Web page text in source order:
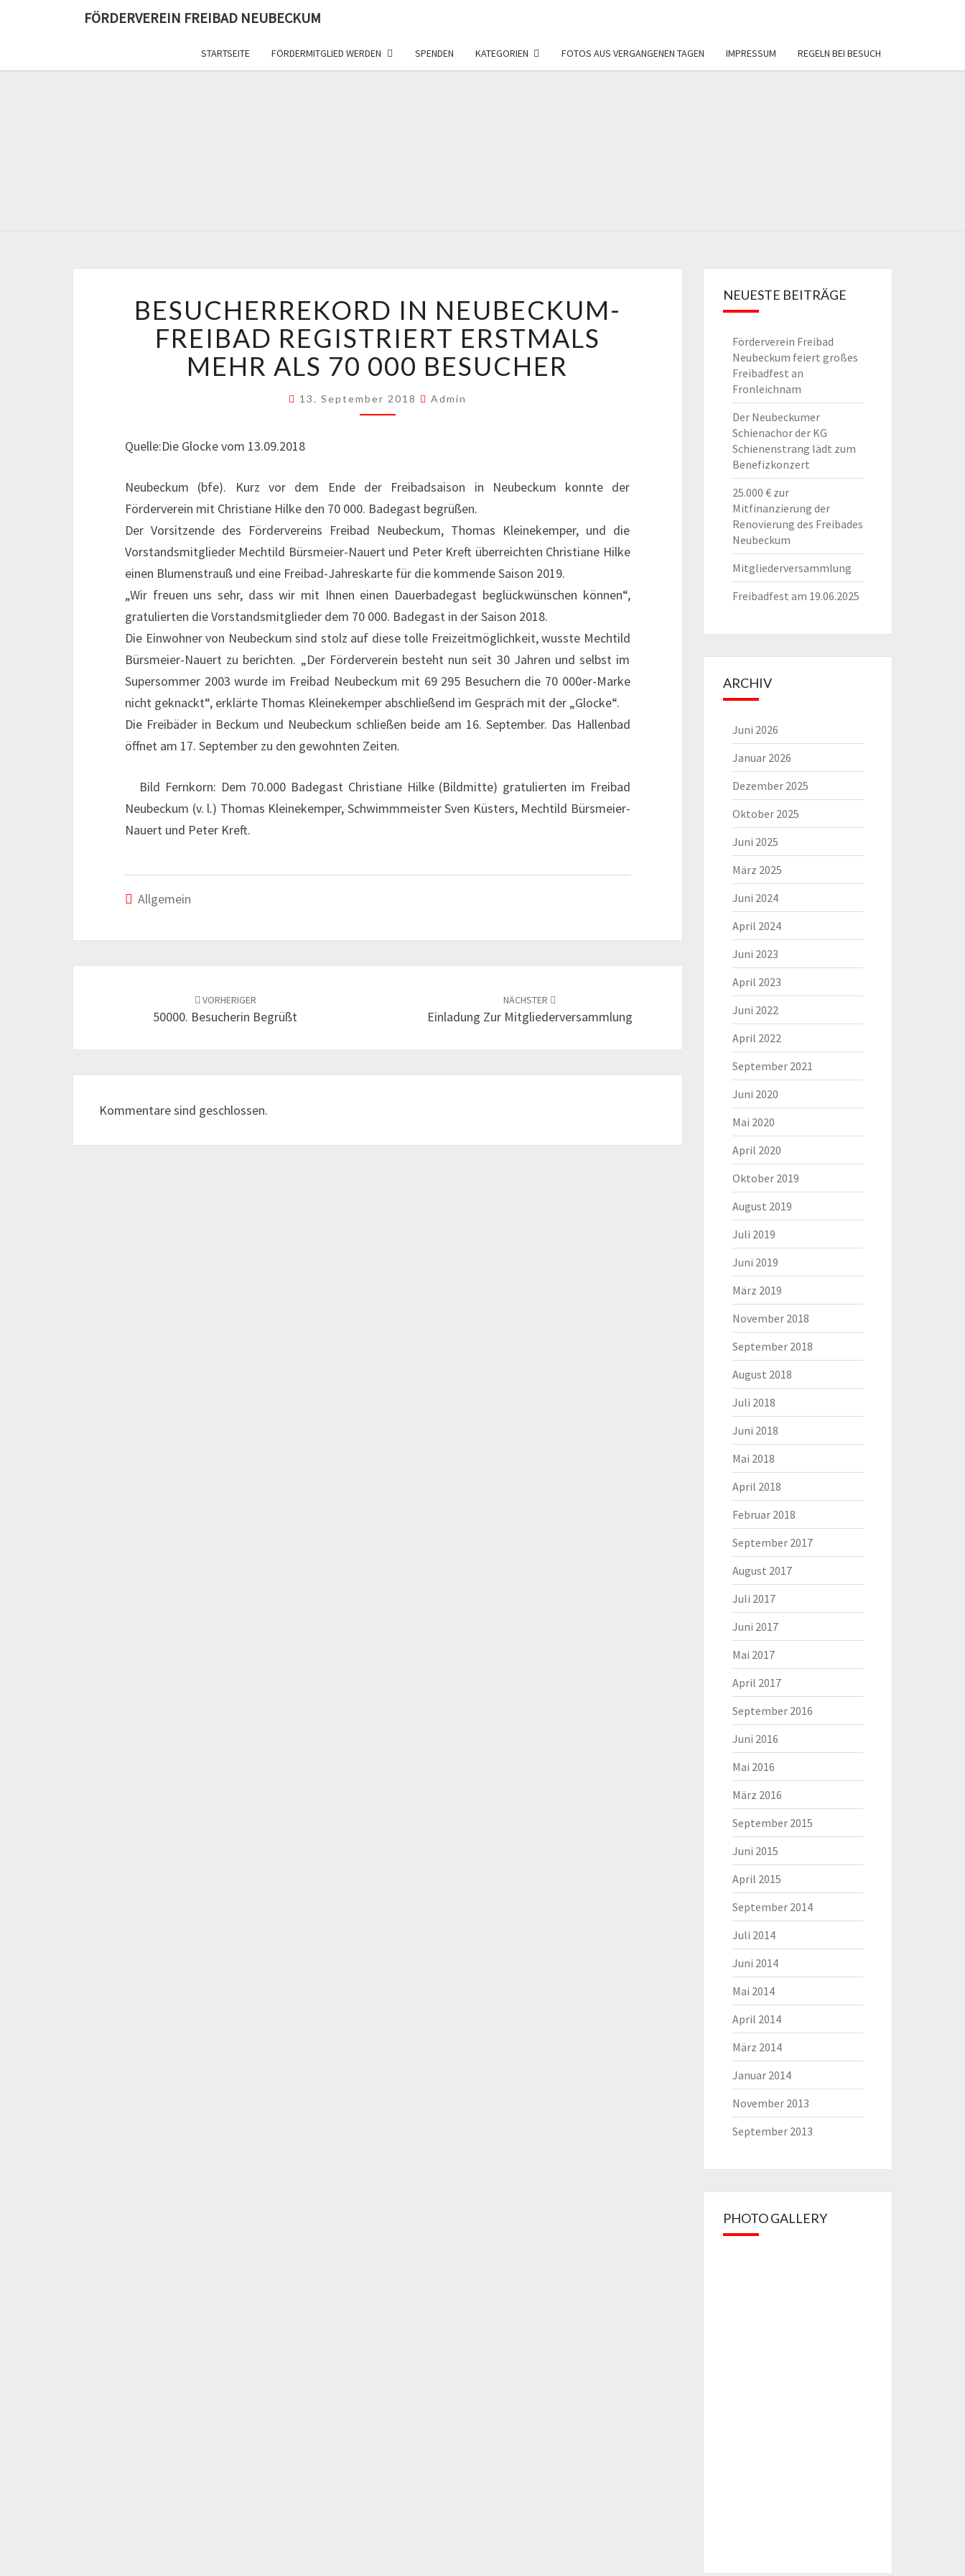
FÖRDERVEREIN FREIBAD NEUBECKUM
STARTSEITE FÖRDERMITGLIED WERDEN SPENDEN KATEGORIEN FOTOS AUS VERGANGENEN TAGEN IMPRESSUM REGELN BEI BESUCH
IN
NEUBECKUM-
FREIBAD
REGISTRIERT
ERSTMALS
MEHR
ALS
BESUCHERREKORD IN NEUBECKUM-
FREIBAD REGISTRIERT ERSTMALS
MEHR ALS 70 000 BESUCHER
13. September 2018 Admin
Quelle:Die Glocke vom 13.09.2018
Neubeckum (bfe). Kurz vor dem Ende der Freibadsaison in Neubeckum konnte der
Förderverein mit Christiane Hilke den 70 000. Badegast begrüßen.
Der Vorsitzende des Fördervereins Freibad Neubeckum, Thomas Kleinekemper, und die
Vorstandsmitglieder Mechtild Bürsmeier-Nauert und Peter Kreft überreichten Christiane Hilke
einen Blumenstrauß und eine Freibad-Jahreskarte für die kommende Saison 2019.
„Wir freuen uns sehr, dass wir mit Ihnen einen Dauerbadegast beglückwünschen können“,
gratulierten die Vorstandsmitglieder dem 70 000. Badegast in der Saison 2018.
Die Einwohner von Neubeckum sind stolz auf diese tolle Freizeitmöglichkeit, wusste Mechtild
Bürsmeier-Nauert zu berichten. „Der Förderverein besteht nun seit 30 Jahren und selbst im
Supersommer 2003 wurde im Freibad Neubeckum mit 69 295 Besuchern die 70 000er-Marke
nicht geknackt“, erklärte Thomas Kleinekemper abschließend im Gespräch mit der „Glocke“.
Die Freibäder in Beckum und Neubeckum schließen beide am 16. September. Das Hallenbad
öffnet am 17. September zu den gewohnten Zeiten.
Bild Fernkorn: Dem 70.000 Badegast Christiane Hilke (Bildmitte) gratulierten im Freibad
Neubeckum (v. l.) Thomas Kleinekemper, Schwimmmeister Sven Küsters, Mechtild Bürsmeier-
Nauert und Peter Kreft.
Allgemein
VORHERIGER
50000. Besucherin Begrüßt
NÄCHSTER
Einladung Zur Mitgliederversammlung
Kommentare sind geschlossen.
NEUESTE BEITRÄGE
Förderverein Freibad
Neubeckum feiert großes
Freibadfest an
Fronleichnam
Der Neubeckumer
Schienachor der KG
Schienenstrang lädt zum
Benefizkonzert
25.000 € zur
Mitfinanzierung der
Renovierung des Freibades
Neubeckum
Mitgliederversammlung
Freibadfest am 19.06.2025
ARCHIV
Juni 2026
Januar 2026
Dezember 2025
Oktober 2025
Juni 2025
März 2025
Juni 2024
April 2024
Juni 2023
April 2023
Juni 2022
April 2022
September 2021
Juni 2020
Mai 2020
April 2020
Oktober 2019
August 2019
Juli 2019
Juni 2019
März 2019
November 2018
September 2018
August 2018
Juli 2018
Juni 2018
Mai 2018
April 2018
Februar 2018
September 2017
August 2017
Juli 2017
Juni 2017
Mai 2017
April 2017
September 2016
Juni 2016
Mai 2016
März 2016
September 2015
Juni 2015
April 2015
September 2014
Juli 2014
Juni 2014
Mai 2014
April 2014
März 2014
Januar 2014
November 2013
September 2013
PHOTO GALLERY